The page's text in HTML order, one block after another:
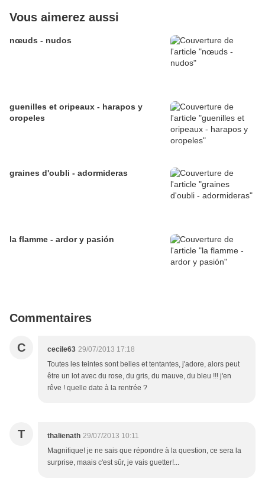
Vous aimerez aussi
nœuds - nudos
guenilles et oripeaux - harapos y
oropeles
graines d'oubli - adormideras
la flamme - ardor y pasión
Commentaires
C cecile63 29/07/2013 17:18
Toutes les teintes sont belles et tentantes, j'adore, alors peut
être un lot avec du rose, du gris, du mauve, du bleu !!! j'en
rêve ! quelle date à la rentrée ?
T thalienath 29/07/2013 10:11
Magnifique! je ne sais que répondre à la question, ce sera la
surprise, maais c'est sûr, je vais guetter!...